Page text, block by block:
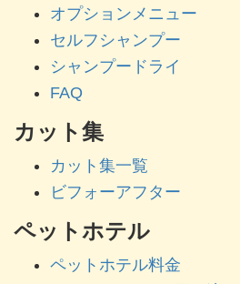
オプションメニュー
セルフシャンプー
シャンプードライ
FAQ
カット集
カット集一覧
ビフォーアフター
ペットホテル
ペットホテル料金